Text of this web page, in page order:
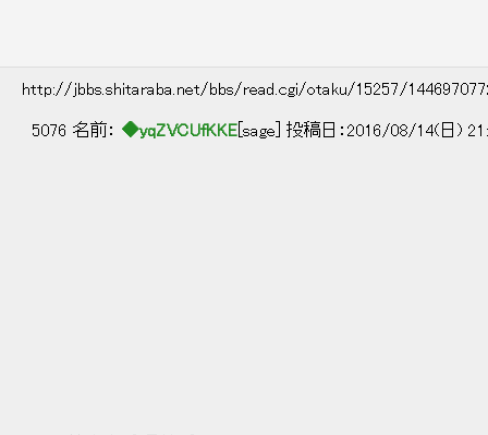
http://jbbs.shitaraba.net/bbs/read.cgi/otaku/15257/
5076 名前： ◆yqZVCUfKKE [sage] 投稿日：2016/08/14(日)